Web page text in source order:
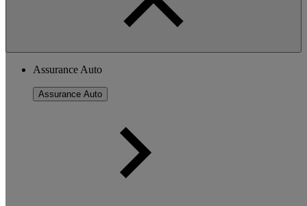
Assurance Auto
Assurance Auto